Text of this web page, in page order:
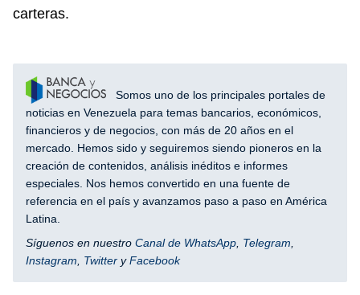
carteras.
Somos uno de los principales portales de
noticias en Venezuela para temas bancarios, económicos,
financieros y de negocios, con más de 20 años en el
mercado. Hemos sido y seguiremos siendo pioneros en la
creación de contenidos, análisis inéditos e informes
especiales. Nos hemos convertido en una fuente de
referencia en el país y avanzamos paso a paso en América
Latina.
Síguenos en nuestro Canal de WhatsApp Telegram
Instagram
Twitter yFacebook